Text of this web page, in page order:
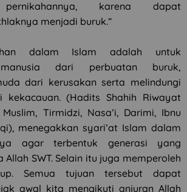
pernikahannya, karena dapat
menjadi buruk.”
dalam Islam adalah untuk
manusia dari perbuatan buruk,
dari kerusakan serta melindungi
kekacauan. (Hadits Shahih Riwayat
Tirmidzi, Nasa’i, Darimi, Ibnu
menegakkan syari’at Islam dalam
agar terbentuk generasi yang
SWT. Selain itu juga memperoleh
Semua tujuan tersebut dapat
awal kita mengikuti anjuran Allah